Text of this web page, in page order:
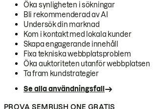
Öka synligheten i sökningar
Bli rekommenderad av AI
Undersök din marknad
Kom i kontakt med lokala kunder
Skapa engagerande innehåll
Fixa tekniska webbplatsproblem
Öka auktoriteten utanför webbplatsen
Ta fram kundstrategier
Se alla användningsfall
PROVA SEMRUSH ONE GRATIS